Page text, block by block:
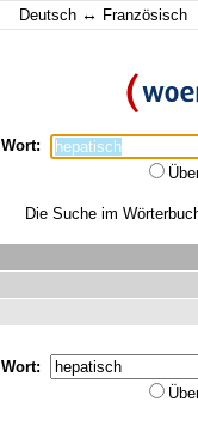
Deutsch ↔ Französisch
Wort:
Die Suche im
Wort: